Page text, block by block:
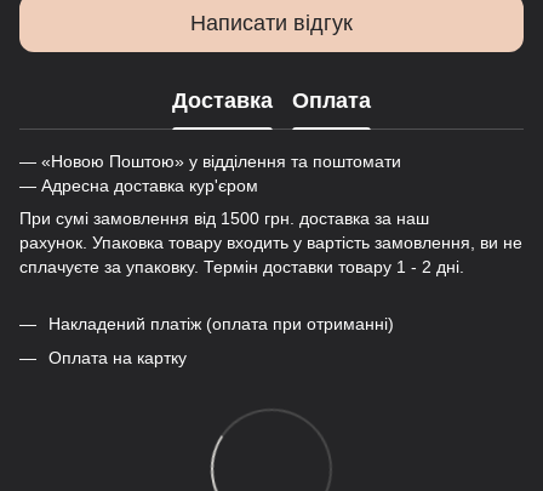
Написати відгук
Доставка Оплата
— «Новою Поштою» у відділення та поштомати
— Адресна доставка кур'єром
При сумі замовлення від 1500 грн. доставка за наш
рахунок. Упаковка товару входить у вартість замовлення, ви не
сплачуєте за упаковку. Термін доставки товару 1 - 2 дні.
Накладений платіж (оплата при отриманні)
Оплата на картку